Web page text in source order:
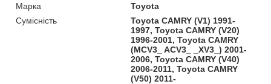
Марка
Toyota
Сумісність
Toyota CAMRY (V1) 1991-
1997, Toyota CAMRY (V20)
1996-2001, Toyota CAMRY
(MCV3_ ACV3_ _XV3_) 2001-
2006, Toyota CAMRY (V40)
2006-2011, Toyota CAMRY
(V50) 2011-